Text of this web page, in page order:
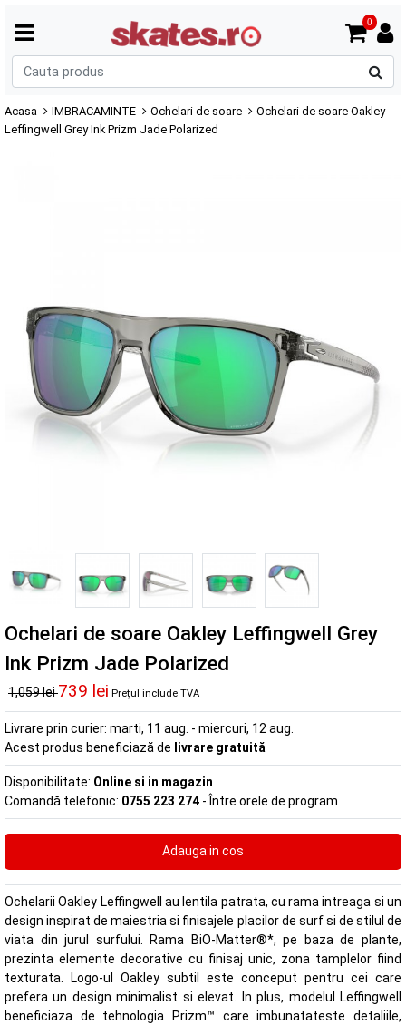
0
Acasa IMBRACAMINTE Ochelari de soare
Ochelari de soare Oakley
Leffingwell Grey Ink Prizm Jade Polarized
Ochelari de soare Oakley Leffingwell Grey
Ink Prizm Jade Polarized
1,059 lei739 lei Prețul include TVA
Livrare prin curier: marti, 11 aug. - miercuri, 12 aug.
Acest produs beneficiază de livrare gratuită
Disponibilitate: Online si in magazin
Comandă telefonic: 0755 223 274 - Între orele de program
Ochelarii Oakley Leffingwell au lentila patrata, cu rama intreaga si un
design inspirat de maiestria si finisajele placilor de surf si de stilul de
viata din jurul surfului. Rama BiO-Matter®*, pe baza de plante,
prezinta elemente decorative cu finisaj unic, zona tamplelor fiind
texturata. Logo-ul Oakley subtil este conceput pentru cei care
prefera un design minimalist si elevat. In plus, modelul Leffingwell
beneficiaza de tehnologia Prizm™ care imbunatateste detaliile,